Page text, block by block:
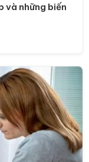
và những biến